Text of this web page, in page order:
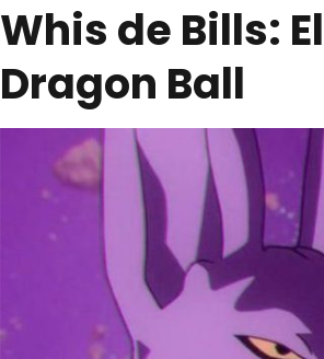
Whis de Bills:
Dragon Ball